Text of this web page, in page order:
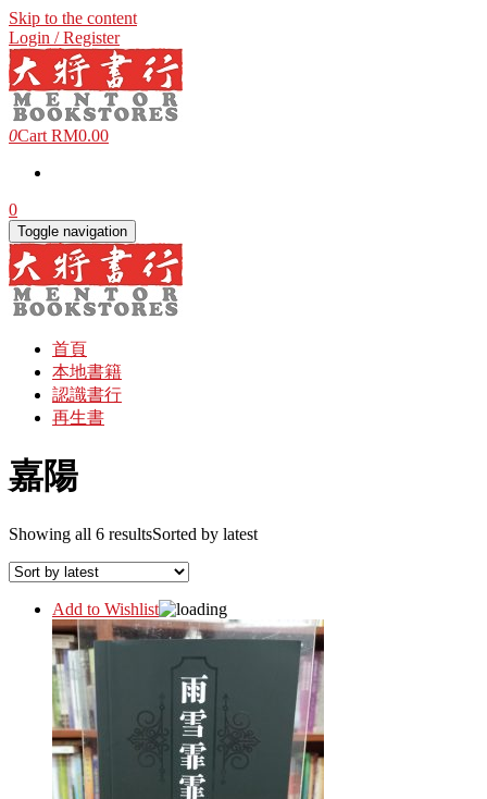
Skip to the content
Login / Register
0Cart RM0.00
0
Toggle navigation
首頁
本地書籍
認識書行
再生書
嘉陽
Showing all 6 resultsSorted by latest
Add to Wishlist